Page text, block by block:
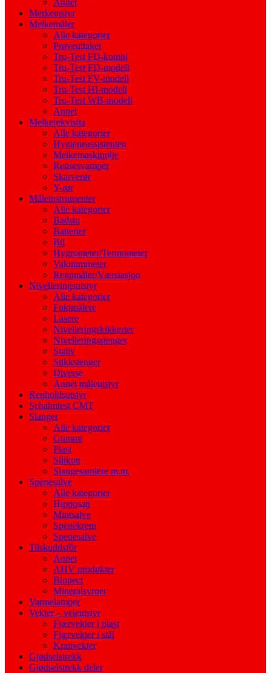
Annet
Merkeutstyr
Melkemåler
Alle kategorier
Prøveuttaker
Tru-Test FD-kombi
Tru-Test FD-modell
Tru-Test FV-modell
Tru-Test HI-modell
Tru-Test WB-modell
Annet
Melkerekvisita
Alle kategorier
Hygieneassistenten
Melkemaskinolje
Rensesvamper
Skarverør
Y-rør
Måleinstrumenter
Alle kategorier
Badstu
Batterier
Bil
Hygrometer/Termometer
Vakuummeter
Regnmåler/Værstasjon
Nivelleringsutstyr
Alle kategorier
Fuktmålere
Lasere
Nivelleringskikkerter
Nivelleringsstenger
Stativ
Stikkstenger
Diverse
Annet måleutstyr
Renholdsutstyr
Schalmtest CMT
Slanger
Alle kategorier
Gummi
Plast
Silikon
Slangesamlere m.m.
Spenesalve
Alle kategorier
Hipposan
Mintsalve
Spenekrem
Spenesalve
Tilskuddsfôr
Annet
AHV produkter
Biopect
Mineralsyrner
Varmelamper
Vekter – veieutstyr
Fjærvekter i plast
Fjærvekter i stål
Kranvekter
Gjødselstrekk
Gjødselstrekk deler